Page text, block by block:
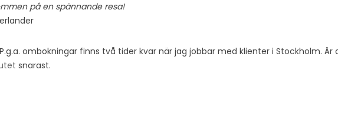
på en spännande resa!
P.g.a. ombokningar finns två tider kvar när jag jobbar med klienter i Stockholm. Är
snarast.